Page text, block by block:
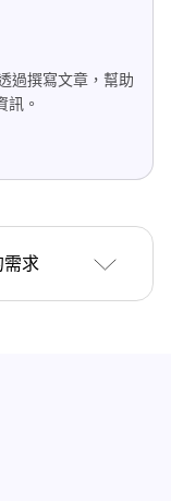
過撰寫文章，幫助
。
求